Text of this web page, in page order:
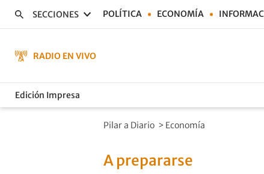
SECCIONES POLÍTICA ECONOMÍA
RADIO EN VIVO
Edición Impresa
Pilar a Diario > Economía
A prepararse